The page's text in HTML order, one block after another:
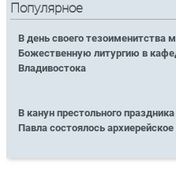
Популярное
В день своего тезоименитства
Божественную литургию в
Владивостока
В канун престольного
Павла состоялось